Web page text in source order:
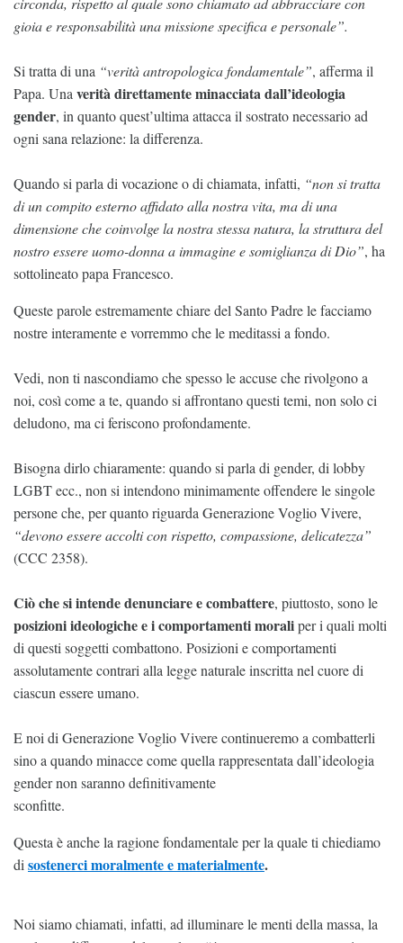
gioia e responsabilità una missione specifica e personale”.
Si tratta di una “verità antropologica fondamentale”, afferma il
Papa. Una verità direttamente minacciata dall’ideologia
gender, in quanto quest’ultima attacca il sostrato necessario ad
ogni sana relazione: la differenza.
Quando si parla di vocazione o di chiamata, infatti, “non si tratta
di un compito esterno affidato alla nostra vita, ma di una
dimensione che coinvolge la nostra stessa natura, la struttura del
nostro essere uomo-donna a immagine e somiglianza di Dio”, ha
sottolineato papa Francesco.
Queste parole estremamente chiare del Santo Padre le facciamo
nostre interamente e vorremmo che le meditassi a fondo.
Vedi, non ti nascondiamo che spesso le accuse che rivolgono a
noi, così come a te, quando si affrontano questi temi, non solo ci
deludono, ma ci feriscono profondamente.
Bisogna dirlo chiaramente: quando si parla di gender, di lobby
LGBT ecc., non si intendono minimamente offendere le singole
persone che, per quanto riguarda Generazione Voglio Vivere,
“devono essere accolti con rispetto, compassione, delicatezza”
(CCC 2358).
Ciò che si intende denunciare e combattere, piuttosto, sono le
posizioni ideologiche e i comportamenti moraliper i quali molti
di questi soggetti combattono. Posizioni e comportamenti
assolutamente contrari alla legge naturale inscritta nel cuore di
ciascun essere umano.
E noi di Generazione Voglio Vivere continueremo a combatterli
sino a quando minacce come quella rappresentata dall’ideologia
gender non saranno definitivamente
sconfitte.
Questa è anche la ragione fondamentale per la quale ti chiediamo
di sostenerci moralmente e materialmente.
Noi siamo chiamati, infatti, ad illuminare le menti della massa, la